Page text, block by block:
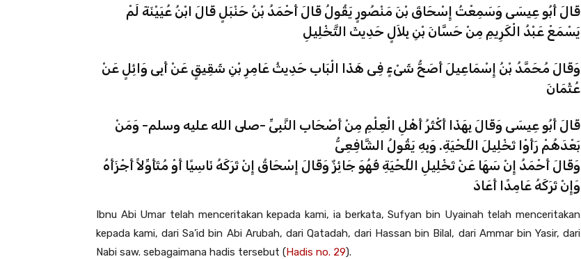
قَالَ أَبُو عِيسَى وَسَمِعْتُ إِسْحَاقَ بْنَ مَنْصُورٍ يَقُولُ قَالَ أَحْمَدُ بْنُ حَنْبَلٍ قَالَ ابْنُ عُيَيْنَةَ لَمْ
يَسْمَعْ عَبْدُ الْكَرِيمِ مِنْ حَسَّانَ بْنِ بِلاَلٍ حَدِيثَ التَّخْلِيلِ
وَقَالَ مُحَمَّدُ بْنُ إِسْمَاعِيلَ أَصَحُّ شَىْءٍ فِى هَذَا الْبَابِ حَدِيثُ عَامِرِ بْنِ شَقِيقٍ عَنْ أَبِى وَائِلٍ عَنْ
عُثْمَانَ
قَالَ أَبُو عِيسَى وَقَالَ بِهَذَا أَكْثَرُ أَهْلِ الْعِلْمِ مِنْ أَصْحَابِ النَّبِىِّ -صلى الله عليه وسلم- وَمَنْ
بَعْدَهُمْ رَأَوْا تَخْلِيلَ اللِّحْيَةِ. وَبِهِ يَقُولُ الشَّافِعِىُّ
وَقَالَ أَحْمَدُ إِنْ سَهَا عَنْ تَخْلِيلِ اللِّحْيَةِ فَهُوَ جَائِزٌ وَقَالَ إِسْحَاقُ إِنْ تَرَكَهُ نَاسِيًا أَوْ مُتَأَوِّلاً أَجْزَأَهُ
وَإِنْ تَرَكَهُ عَامِدًا أَعَادَ
Ibnu Abi Umar telah menceritakan kepada kami, ia berkata, Sufyan bin Uyainah telah menceritakan
kepada kami, dari Sa’id bin Abi Arubah, dari Qatadah, dari Hassan bin Bilal, dari Ammar bin Yasir, dari
Nabi saw. sebagaimana hadis tersebut (Hadis no. 29).